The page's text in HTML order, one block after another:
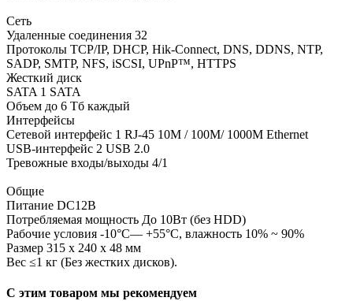
Сеть
Удаленные соединения 32
Протоколы TCP/IP, DHCP, Hik-Connect, DNS, DDNS, NTP,
SADP, SMTP, NFS, iSCSI, UPnP™, HTTPS
Жесткий диск
SATA 1 SATA
Объем до 6 Тб каждый
Интерфейсы
Сетевой интерфейс 1 RJ-45 10M / 100M/ 1000M Ethernet
USB-интерфейс 2 USB 2.0
Тревожные входы/выходы 4/1
Общие
Питание DC12В
Потребляемая мощность До 10Вт (без HDD)
Рабочие условия -10°C— +55°C, влажность 10% ~ 90%
Размер 315 x 240 x 48 мм
Вес ≤1 кг (Без жестких дисков).
С этим товаром мы рекомендуем